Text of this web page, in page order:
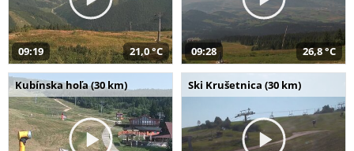
09:19 21,0 °C 09:28 26,8 °C
Kubínska hoľa (30 km) Ski Krušetnica (30 km)